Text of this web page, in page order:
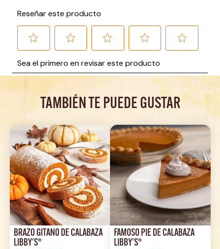
TAMBIÉN TE PUEDE GUSTAR
BRAZO GITANO DE CALABAZA
LIBBY'S®
FAMOSO PIE DE CALABAZA
LIBBY'S®